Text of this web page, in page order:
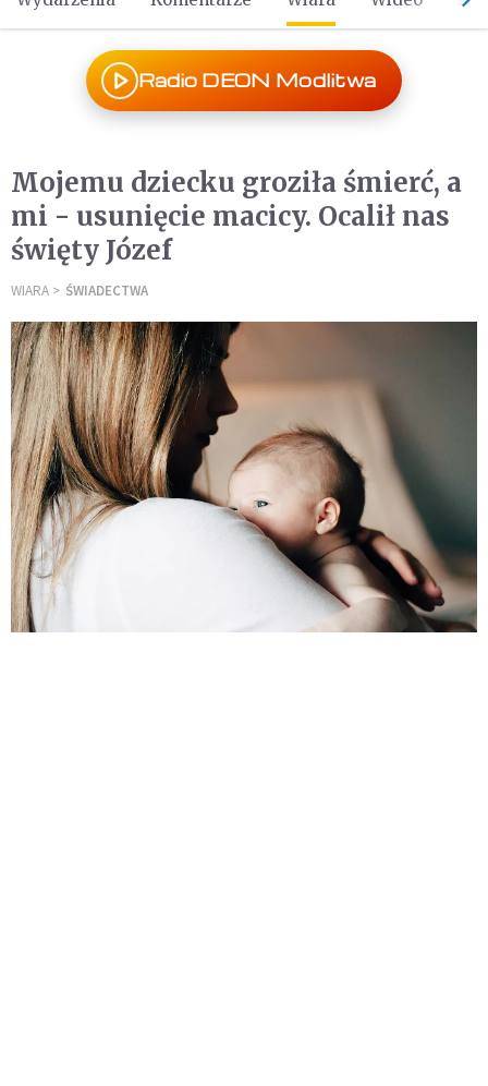
Radio DEON Modlitwa
Mojemu dziecku groziła śmierć, a
mi - usunięcie macicy. Ocalił nas
święty Józef
WIARA ŚWIADECTWA